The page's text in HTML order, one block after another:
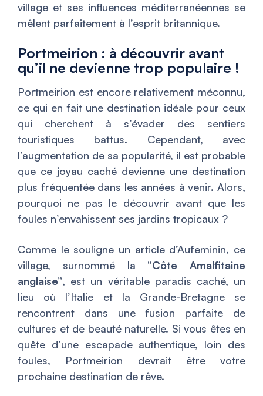
village et ses influences méditerranéennes se
mêlent parfaitement à l’esprit britannique.
Portmeirion : à découvrir avant
qu’il ne devienne trop populaire !
Portmeirion est encore relativement méconnu,
ce qui en fait une destination idéale pour ceux
qui cherchent à s’évader des sentiers
touristiques battus. Cependant, avec
l’augmentation de sa popularité, il est probable
que ce joyau caché devienne une destination
plus fréquentée dans les années à venir. Alors,
pourquoi ne pas le découvrir avant que les
foules n’envahissent ses jardins tropicaux ?
Comme le souligne un article d’Aufeminin, ce
village, surnommé la “Côte Amalfitaine
anglaise”, est un véritable paradis caché, un
lieu où l’Italie et la Grande-Bretagne se
rencontrent dans une fusion parfaite de
cultures et de beauté naturelle. Si vous êtes en
quête d’une escapade authentique, loin des
foules, Portmeirion devrait être votre
prochaine destination de rêve.